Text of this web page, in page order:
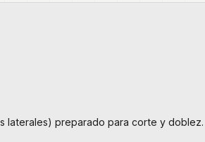
laterales) preparado para corte y doblez.